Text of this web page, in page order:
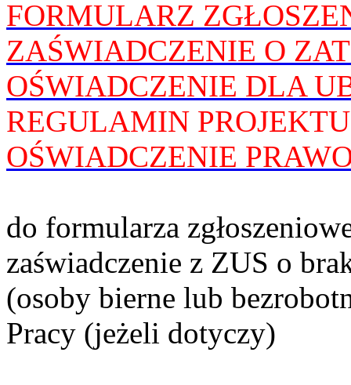
FORMULARZ
ZAŚWIADCZENIE O
OŚWIADCZENIE DLA
REGULAMIN PROJEKTU
OŚWIADCZENIE
do formularza
zaświadczenie z ZUS o
(osoby bierne lub
Pracy (jeżeli dotyczy)